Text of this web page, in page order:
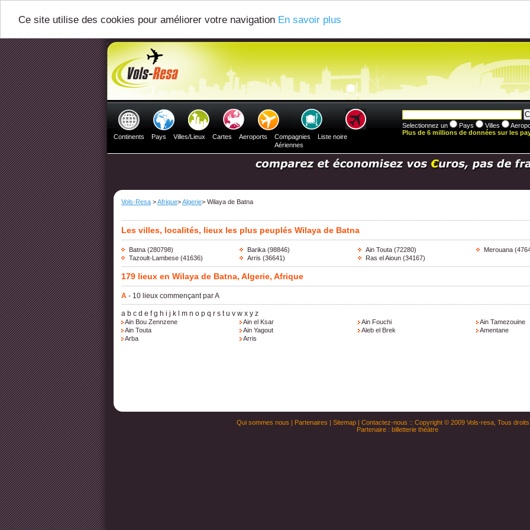
Ce site utilise des cookies pour améliorer votre navigation En savoir plus
Continents Pays Villes/Lieux Cartes Aeroports
Compagnies
Aériennes
Liste noire
Selectionnez un Pays Villes
Plus de 6 millions de données sur les
Vols-Resa >Afrique>Algerie> Wilaya de Batna
Les villes, localités, lieux les plus peuplés Wilaya de Batna
Batna (280798) Barika (98846) Ain Touta (72280) Merouana
Tazoult-Lambese (41636) Arris (36641) Ras el Aioun (34167)
179 lieux en Wilaya de Batna, Algerie, Afrique
A - 10 lieux commençant par A
a b c d e fg h i j k m n o p q r s tu v w x y z
Ain Bou Zennzene Ain el Ksar Ain Fouchi
Ain Tamezouine
Ain Touta
Ain Yagout Aleb el Brek
Amentane
Arba
Arris
Qui sommes nous | Partenaires | Sitemap| Contactez-nous :: Copyright © 2009 Vols-resa, Tous
Partenaire : billetterie théàtre